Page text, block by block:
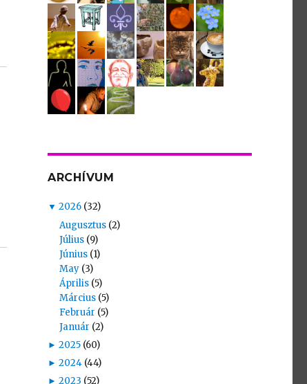
ARCHÍVUM
▼ 2026 (32)
Augusztus (2)
Július (9)
Június (1)
May (3)
Április (5)
Március (5)
Február (5)
Január (2)
► 2025 (60)
► 2024 (44)
► 2023 (52)